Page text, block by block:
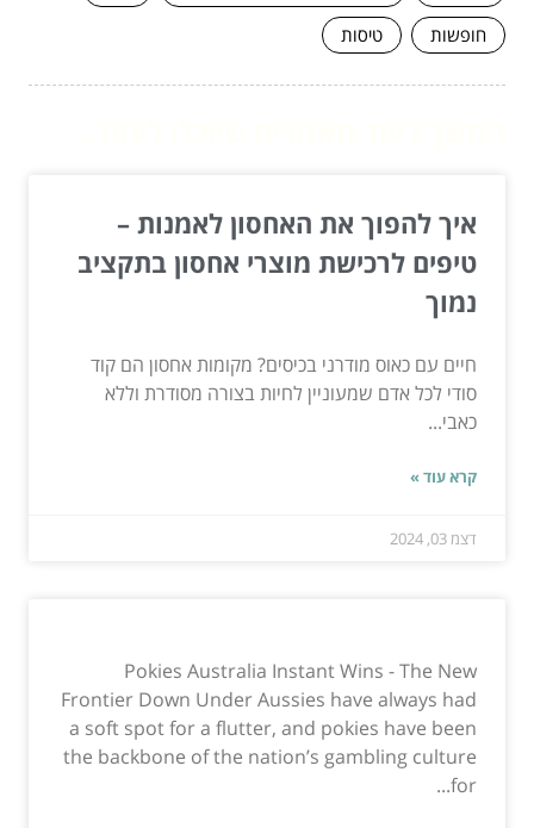
חופשות
טיסות
איך להפוך את האחסון לאמנות –
טיפים לרכישת מוצרי אחסון בתקציב
נמוך
חיים עם כאוס מודרני בכיסים? מקומות אחסון הם קוד
סודי לכל אדם שמעוניין לחיות בצורה מסודרת וללא
כאבי...
קרא עוד »
דצמ 03, 2024
Pokies Australia Instant Wins - The New
Frontier Down Under Aussies have always had
a soft spot for a flutter, and pokies have been
the backbone of the nation’s gambling culture
for...